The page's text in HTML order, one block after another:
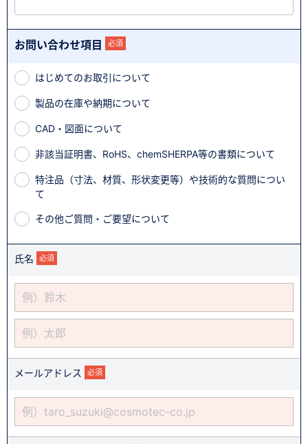
お問い合わせ項目 必須
はじめてのお取引について
製品の在庫や納期について
CAD・図面について
非該当証明書、RoHS、chemSHERPA等の書類について
特注品（寸法、材質、形状変更等）や技術的な質問につい
て
その他ご質問・ご要望について
氏名 必須
メールアドレス 必須